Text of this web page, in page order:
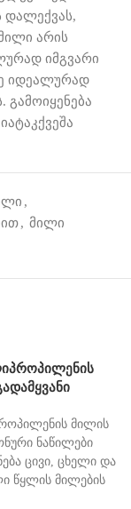
დალექვას,
არის
იმგვარი
იდეალურად
გამოიყენება
,
, მილი
მილის
ნაწილები
ცივი, ცხელი და
წყლის მილების